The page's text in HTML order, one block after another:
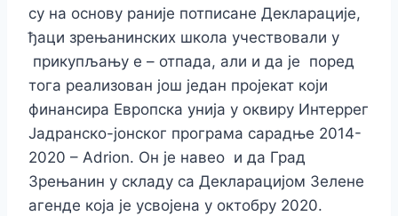
су на основу раније потписане Декларације,
ђаци зрењанинских школа учествовали у
прикупљању е – отпада, али и да је поред
тога реализован још један пројекат који
финансира Европска унија у оквиру Интеррег
Јадранско-јонског програма сарадње 2014-
2020 – Adrion. Он је навео и да Град
Зрењанин у складу са Декларацијом Зелене
агенде која је усвојена у октобру 2020.